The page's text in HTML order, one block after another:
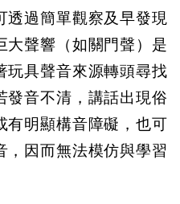
透過簡單觀察及早發現
大聲響（如關門聲）是
玩具聲音來源轉頭尋找
發音不清，講話出現俗
有明顯構音障礙，也可
，因而無法模仿與學習